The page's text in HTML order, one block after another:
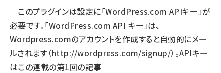
このプラグインは設定に「WordPress.com APIキー」が
必要です。「WordPress.com API キー」は、
Wordpress.comのアカウントを作成すると自動的にメー
ルされます（http://wordpress.com/signup/）。APIキー
はこの連載の第1回の記事